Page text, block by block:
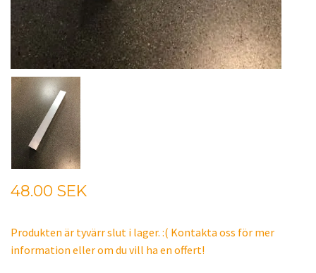
48.00 SEK
Produkten är tyvärr slut i lager. :( Kontakta oss för mer
information eller om du vill ha en offert!